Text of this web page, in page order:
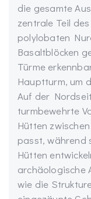
die gesamte
zentrale Teil
polylobaten
Basaltblöcken
Türme
Hauptturm, um
Auf der
turmbewehrte
Hütten
passt, während
Hütten
archäologische
wie die